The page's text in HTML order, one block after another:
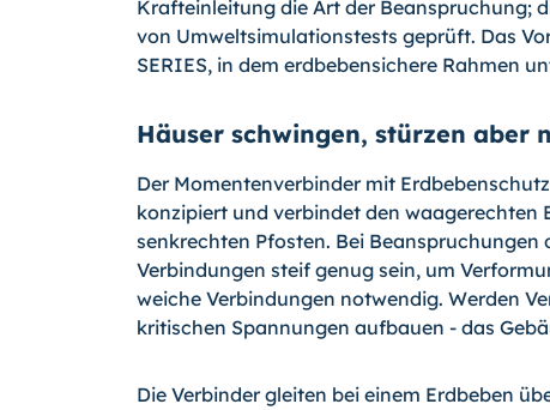
Krafteinleitung die Art der Beanspruchung;
von Umweltsimulationstests geprüft. Das
SERIES, in dem erdbebensichere Rahmen
Häuser schwingen, stürzen aber
Der Momentenverbinder mit
konzipiert und verbindet den waagerechten
senkrechten Pfosten. Bei
Verbindungen steif genug sein, um
weiche Verbindungen notwendig. Werden
kritischen Spannungen aufbauen - das
Die Verbinder gleiten bei einem Erdbeben